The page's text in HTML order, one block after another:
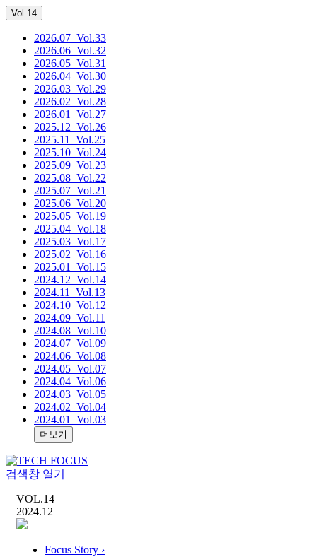
Vol.14
2026.07 _Vol.33
2026.06 _Vol.32
2026.05 _Vol.31
2026.04 _Vol.30
2026.03 _Vol.29
2026.02 _Vol.28
2026.01
_Vol.27
2025.12 _Vol.26
2025.11
_Vol.25
2025.10 _Vol.24
2025.09 _Vol.23
2025.08 _Vol.22
2025.07 _Vol.21
2025.06 _Vol.20
2025.05 _Vol.19
2025.04 _Vol.18
2025.03 _Vol.17
2025.02 _Vol.16
2025.01
_Vol.15
2024.12 _Vol.14
2024.11
_Vol.13
2024.10 _Vol.12
2024.09 _Vol.11
2024.08 _Vol.10
2024.07 _Vol.09
2024.06 _Vol.08
2024.05 _Vol.07
2024.04 _Vol.06
2024.03 _Vol.05
2024.02 _Vol.04
2024.01
_Vol.03
더보기
검색창 열기
VOL.14
2024.12
Focus Story ›